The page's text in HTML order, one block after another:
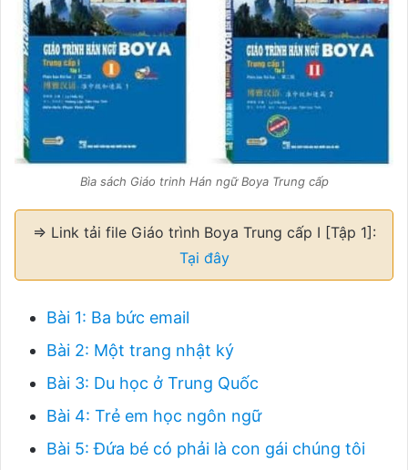
Bìa sách Giáo trinh Hán ngữ Boya Trung cấp
⇒ Link tải file Giáo trình Boya Trung cấp I [Tập 1]:
Tại đây
Bài 1: Ba bức email
Bài 2: Một trang nhật ký
Bài 3: Du học ở Trung Quốc
Bài 4: Trẻ em học ngôn ngữ
Bài 5: Đứa bé có phải là con gái chúng tôi